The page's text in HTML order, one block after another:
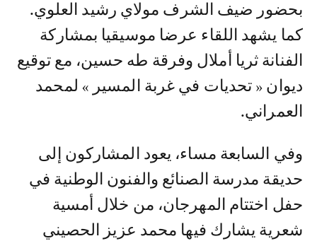
بحضور ضيف الشرف مولاي رشيد العلوي.
كما يشهد اللقاء عرضا موسيقيا بمشاركة
الفنانة ثريا أملال وفرقة طه حسين، مع توقيع
ديوان « تحديات في غربة المسير » لمحمد
العمراني.
وفي السابعة مساء، يعود المشاركون إلى
حديقة مدرسة الصنائع والفنون الوطنية في
حفل اختتام المهرجان، من خلال أمسية
شعرية يشارك فيها محمد عزيز الحصيني